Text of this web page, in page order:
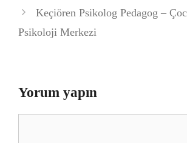
Keçiören Psikolog Pedagog –
Psikoloji Merkezi
Yorum yapın